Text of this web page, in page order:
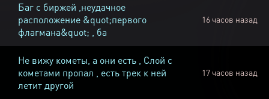
Баг с биржей ,неудачное
расположение &quot;первого
флагмана&quot; , ба
16 часов назад
Не вижу кометы, а они есть , Слой с
кометами пропал , есть трек к ней
летит другой
17 часов назад